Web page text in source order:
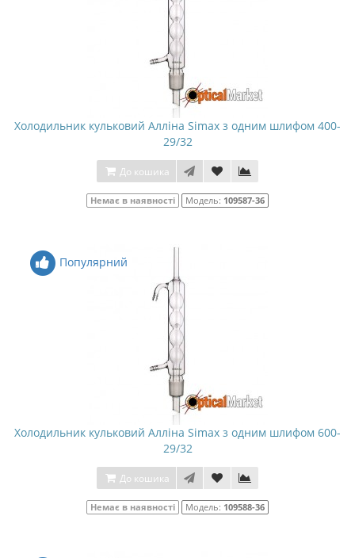
Холодильник кульковий Алліна Simax з одним шлифом 400-
29/32
До кошика
Немає в наявності Модель: 109587-36
Популярний
Холодильник кульковий Алліна Simax з одним шлифом 600-
29/32
До кошика
Немає в наявності Модель: 109588-36